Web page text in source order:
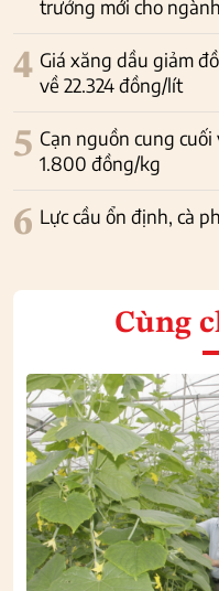
trưởng mới cho
4 Giá xăng dầu giảm
về 22.324 đồng/lít
5 Cạn nguồn cung
1.800 đồng/kg
6 Lực cầu ổn định, cà
Cùng